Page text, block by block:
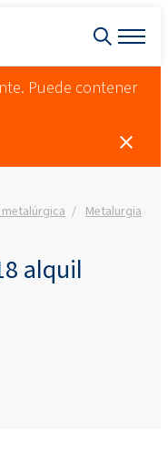
Puede contener
Metalurgia
alquil